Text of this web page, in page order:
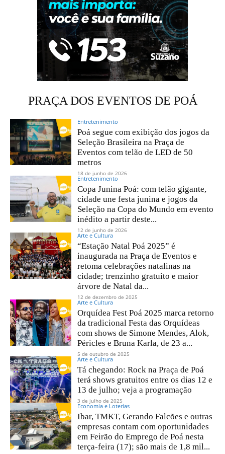
PRAÇA DOS EVENTOS DE POÁ
Entretenimento
Poá segue com exibição dos jogos da
Seleção Brasileira na Praça de
Eventos com telão de LED de 50
metros
18 de junho de 2026
Entretenimento
Copa Junina Poá: com telão gigante,
cidade une festa junina e jogos da
Seleção na Copa do Mundo em evento
inédito a partir deste...
12 de junho de 2026
Arte e Cultura
“Estação Natal Poá 2025” é
inaugurada na Praça de Eventos e
retoma celebrações natalinas na
cidade; trenzinho gratuito e maior
árvore de Natal da...
12 de dezembro de 2025
Arte e Cultura
Orquídea Fest Poá 2025 marca retorno
da tradicional Festa das Orquídeas
com shows de Simone Mendes, Alok,
Péricles e Bruna Karla, de 23 a...
5 de outubro de 2025
Arte e Cultura
Tá chegando: Rock na Praça de Poá
terá shows gratuitos entre os dias 12 e
13 de julho; veja a programação
3 de julho de 2025
Economia e Loterias
Ibar, TMKT, Gerando Falcões e outras
empresas contam com oportunidades
em Feirão do Emprego de Poá nesta
terça-feira (17); são mais de 1,8 mil...